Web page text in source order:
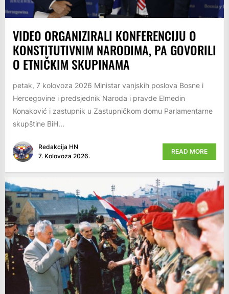
VIDEO ORGANIZIRALI KONFERENCIJU O
KONSTITUTIVNIM NARODIMA, PA GOVORILI
O ETNIČKIM SKUPINAMA
petak, 7 kolovoza 2026 Ministar vanjskih poslova Bosne i
Hercegovine i predsjednik Naroda i pravde Elmedin
Konaković i zastupnik u Zastupničkom domu Parlamentarne
skupštine BiH...
Redakcija HN
7. Kolovoza 2026.
READ MORE